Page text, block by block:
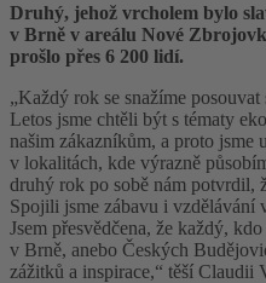
Druhý, jehož vrcholem bylo
v Brně v areálu Nové
prošlo přes 6 200 lidí.
„Každý rok se snažíme
Letos jsme chtěli být s tématy
našim zákazníkům, a proto
v lokalitách, kde výrazně
druhý rok po sobě nám potvrdil,
Spojili jsme zábavu i vzdělávání
Jsem přesvědčena, že každý,
v Brně, anebo Českých
zážitků a inspirace,“ těší Claudii